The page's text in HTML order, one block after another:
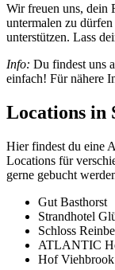
Wir freuen uns, dein
untermalen zu
unterstützen. Lass
Info: Du findest uns
einfach! Für nähere
Locations in
Hier findest du eine
Locations für
gerne gebucht
Gut Basthorst
Strandhotel
Schloss
ATLANTIC
Hof